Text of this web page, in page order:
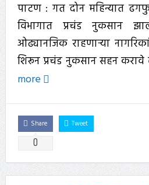
पाटण : गत दोन महिन्यात
विभागात प्रचंड नुकसान
ओढ्यानजिक राहणाऱ्या
शिरून प्रचंड नुकसान सहन
more
Share
0
Tweet